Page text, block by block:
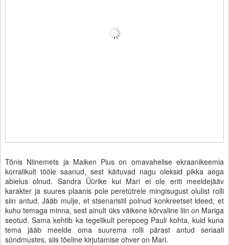
Tõnis Niinemets ja Maiken Pius on omavahelise ekraanikeemia
korralikult tööle saanud, sest käituvad nagu oleksid pikka aega
abielus olnud. Sandra Üürike kui Mari ei ole eriti meeldejääv
karakter ja suures plaanis pole peretütrele mingisugust olulist rolli
siin antud. Jääb mulje, et stsenaristil polnud konkreetset ideed, et
kuhu temaga minna, sest ainult üks väikene kõrvaline liin on Mariga
seotud. Sama kehtib ka tegelikult perepoeg Pauli kohta, kuid kuna
tema jääb meelde oma suurema rolli pärast antud seriaali
sündmustes, siis tõeline kirjutamise ohver on Mari.